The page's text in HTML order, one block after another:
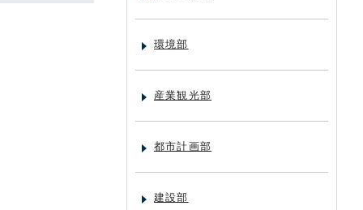
環境部
産業観光部
都市計画部
建設部